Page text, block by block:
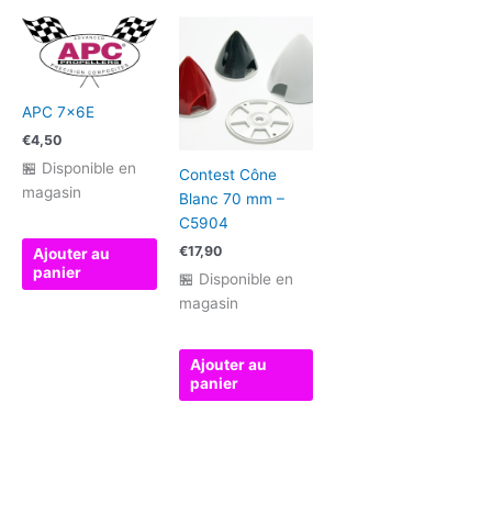
APC 7x6E
€4,50
🏪 Disponible en
magasin
Ajouter au
panier
Contest Cône
Blanc 70 mm –
C5904
€17,90
🏪 Disponible en
magasin
Ajouter au
panier